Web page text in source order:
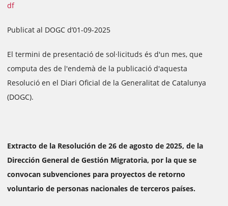
df
Publicat al DOGC d’01-09-2025
El termini de presentació de sol·licituds és d'un mes, que
computa des de l'endemà de la publicació d'aquesta
Resolució en el Diari Oficial de la Generalitat de Catalunya
(DOGC).
Extracto de la Resolución de 26 de agosto de 2025, de la
Dirección General de Gestión Migratoria, por la que se
convocan subvenciones para proyectos de retorno
voluntario de personas nacionales de terceros países.